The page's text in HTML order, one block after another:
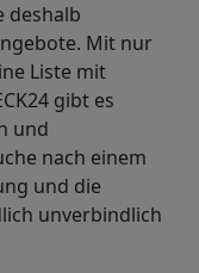
deshalb
Mit nur
Liste mit
gibt es
und
nach einem
und die
unverbindlich